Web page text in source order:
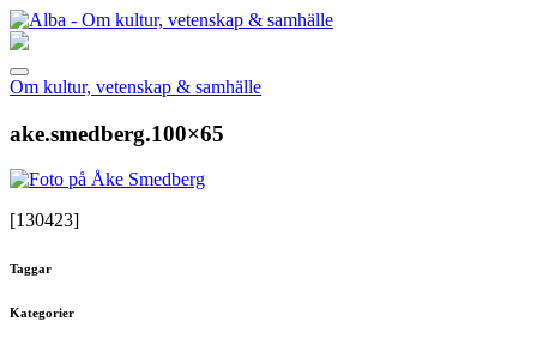
Om kultur, vetenskap & samhälle
ake.smedberg.100×65
[130423]
Taggar
Kategorier